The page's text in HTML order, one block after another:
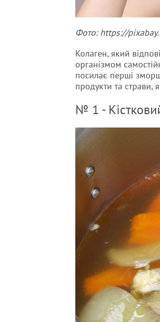
Фото: https://
Колаген, який
організмом
посилає перші
продукти та страви,
№ 1 -